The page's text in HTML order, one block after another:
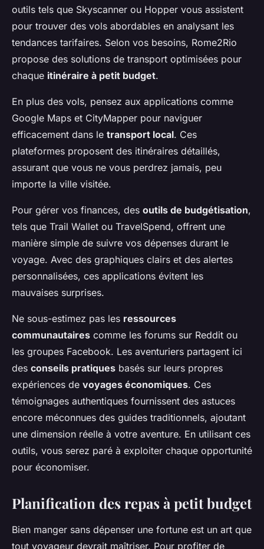
outils tels que Skyscanner ou Hopper vous assistent
pour trouver des vols abordables en analysant les
tendances tarifaires. Selon vos besoins, Rome2Rio
propose des solutions de transport optimisées pour
chaque itinéraire à petit budget.
En plus des vols, pensez aux applications comme
Google Maps et CityMapper pour naviguer
efficacement dans le transport local. Ces
plateformes proposent des itinéraires détaillés,
assurant que vous ne vous perdrez jamais, peu
importe la ville visitée.
Pour gérer vos finances, des outils de budgétisation,
tels que Trail Wallet ou TravelSpend, offrent une
manière simple de suivre vos dépenses durant le
voyage. Avec des graphiques clairs et des alertes
personnalisées, ces applications évitent les
mauvaises surprises.
Ne sous-estimez pas les ressources
communautaires comme les forums sur Reddit ou
les groupes Facebook. Les aventuriers partagent ici
des conseils pratiques basés sur leurs propres
expériences de voyages économiques. Ces
témoignages authentiques fournissent des astuces
encore méconnues des guides traditionnels, ajoutant
une dimension réelle à votre aventure. En utilisant ces
outils, vous serez paré à exploiter chaque opportunité
pour économiser.
Planification des repas à petit budget
Bien manger sans dépenser une fortune est un art que
tout voyageur devrait maîtriser. Pour profiter de